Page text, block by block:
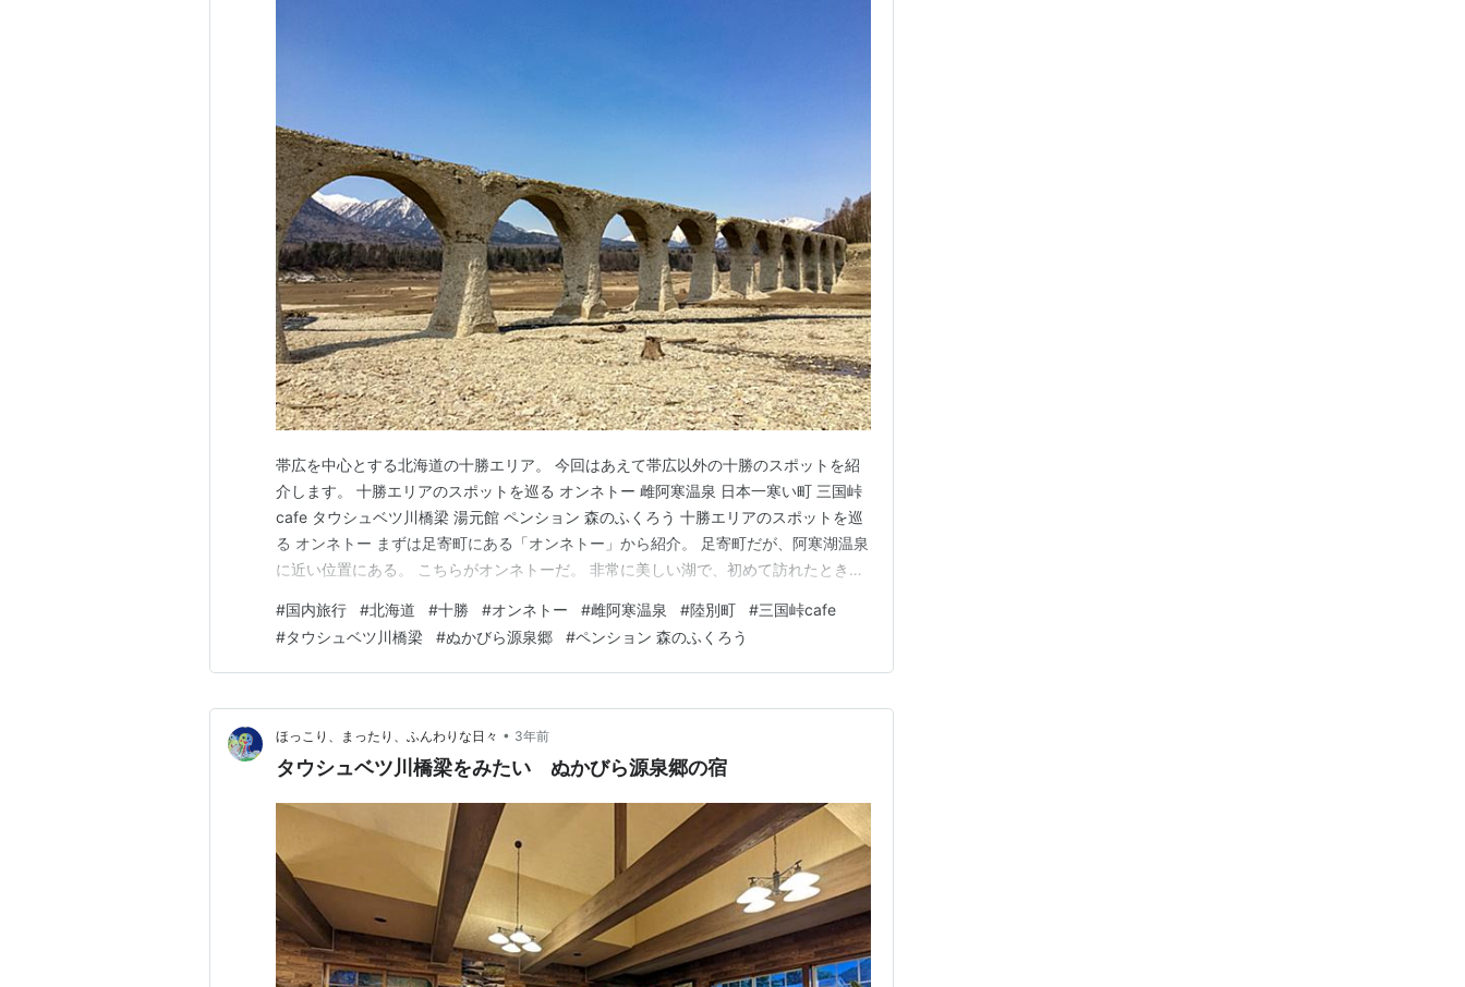
帯広を中心とする北海道の十勝エリア。 今回はあえて帯広以外の十勝のスポットを紹
介します。 十勝エリアのスポットを巡る オンネトー 雌阿寒温泉 日本一寒い町 三国峠
cafe タウシュベツ川橋梁 湯元館 ペンション 森のふくろう 十勝エリアのスポットを巡
る オンネトー まずは足寄町にある「オンネトー」から紹介。 足寄町だが、阿寒湖温泉
に近い位置にある。 こちらがオンネトーだ。 非常に美しい湖で、初めて訪れたときは
する。 この時はエメラルドグリーンの湖面が非常に美しかった。 有名観光地と違い人
もほとんどいないので、静かにこ…
#国内旅行 #北海道 #十勝 #オンネトー #雌阿寒温泉 #陸別町 #三国峠cafe
#タウシュベツ川橋梁 #ぬかびら源泉郷 #ペンション 森のふくろう
ほっこり、まったり、ふんわりな日々 • 3年前
タウシュベツ川橋梁をみたい ぬかびら源泉郷の宿